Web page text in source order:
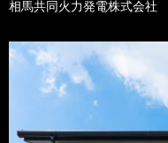
相馬共同火力発電株式会社